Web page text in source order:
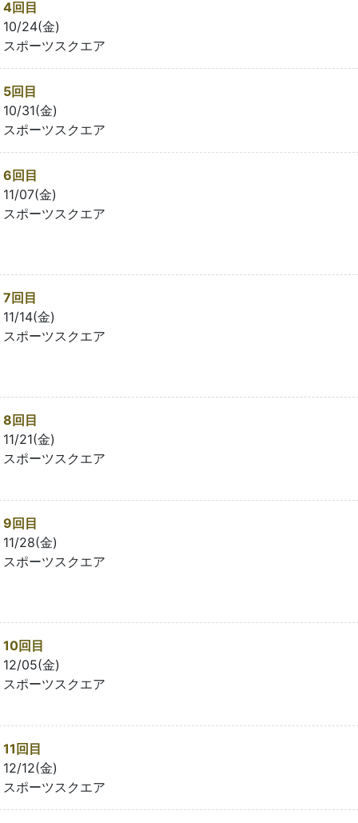
4回目
10/24(金)
スポーツスクエア
5回目
10/31(金)
スポーツスクエア
6回目
11/07(金)
スポーツスクエア
7回目
11/14(金)
スポーツスクエア
8回目
11/21(金)
スポーツスクエア
9回目
11/28(金)
スポーツスクエア
10回目
12/05(金)
スポーツスクエア
11回目
12/12(金)
スポーツスクエア